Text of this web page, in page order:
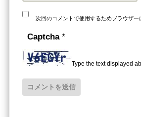
次回のコメントで使用するためブラウザ
Captcha *
Type the text displayed